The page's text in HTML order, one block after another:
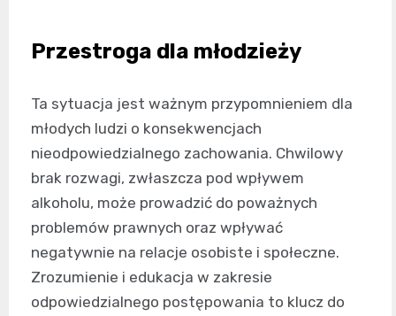
Przestroga dla młodzieży
Ta sytuacja jest ważnym przypomnieniem dla
młodych ludzi o konsekwencjach
nieodpowiedzialnego zachowania. Chwilowy
brak rozwagi, zwłaszcza pod wpływem
alkoholu, może prowadzić do poważnych
problemów prawnych oraz wpływać
negatywnie na relacje osobiste i społeczne.
Zrozumienie i edukacja w zakresie
odpowiedzialnego postępowania to klucz do